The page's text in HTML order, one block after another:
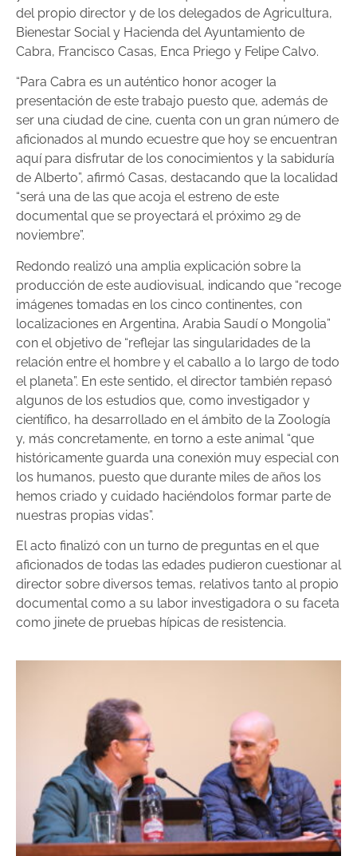
del propio director y de los delegados de Agricultura,
Bienestar Social y Hacienda del Ayuntamiento de
Cabra, Francisco Casas, Enca Priego y Felipe Calvo.
“Para Cabra es un auténtico honor acoger la
presentación de este trabajo puesto que, además de
ser una ciudad de cine, cuenta con un gran número de
aficionados al mundo ecuestre que hoy se encuentran
aquí para disfrutar de los conocimientos y la sabiduría
de Alberto”, afirmó Casas, destacando que la localidad
“será una de las que acoja el estreno de este
documental que se proyectará el próximo 29 de
noviembre”.
Redondo realizó una amplia explicación sobre la
producción de este audiovisual, indicando que “recoge
imágenes tomadas en los cinco continentes, con
localizaciones en Argentina, Arabia Saudí o Mongolia”
con el objetivo de “reflejar las singularidades de la
relación entre el hombre y el caballo a lo largo de todo
el planeta”. En este sentido, el director también repasó
algunos de los estudios que, como investigador y
científico, ha desarrollado en el ámbito de la Zoología
y, más concretamente, en torno a este animal “que
históricamente guarda una conexión muy especial con
los humanos, puesto que durante miles de años los
hemos criado y cuidado haciéndolos formar parte de
nuestras propias vidas”.
El acto finalizó con un turno de preguntas en el que
aficionados de todas las edades pudieron cuestionar al
director sobre diversos temas, relativos tanto al propio
documental como a su labor investigadora o su faceta
como jinete de pruebas hípicas de resistencia.